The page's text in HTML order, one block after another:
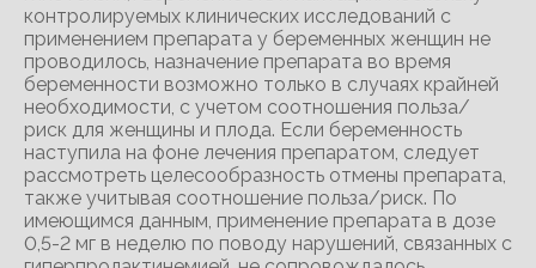
контролируемых клинических исследований с
применением препарата у беременных женщин не
проводилось, назначение препарата во время
беременности возможно только в случаях крайней
необходимости, с учетом соотношения польза/
риск для женщины и плода. Если беременность
наступила на фоне лечения препаратом, следует
рассмотреть целесообразность отмены препарата,
также учитывая соотношение польза/риск. По
имеющимся данным, применение препарата в дозе
0,5-2 мг в неделю по поводу нарушений, связанных с